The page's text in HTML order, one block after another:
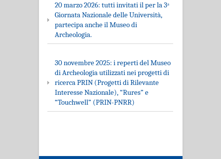
20 marzo 2026: tutti invitati il per la 3ᵃ
Giornata Nazionale delle Università,
partecipa anche il Museo di
Archeologia.
30 novembre 2025: i reperti del Museo
di Archeologia utilizzati nei progetti di
ricerca PRIN (Progetti di Rilevante
Interesse Nazionale), “Rures” e
“Touchwell” (PRIN-PNRR)